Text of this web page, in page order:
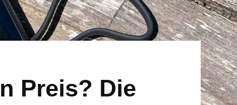
Preis? Die